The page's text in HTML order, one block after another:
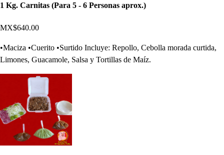
1 Kg. Carnitas (Para 5 - 6 Personas aprox.)
MX$640.00
•Maciza •Cuerito •Surtido Incluye: Repollo, Cebolla morada curtida,
Limones, Guacamole, Salsa y Tortillas de Maíz.